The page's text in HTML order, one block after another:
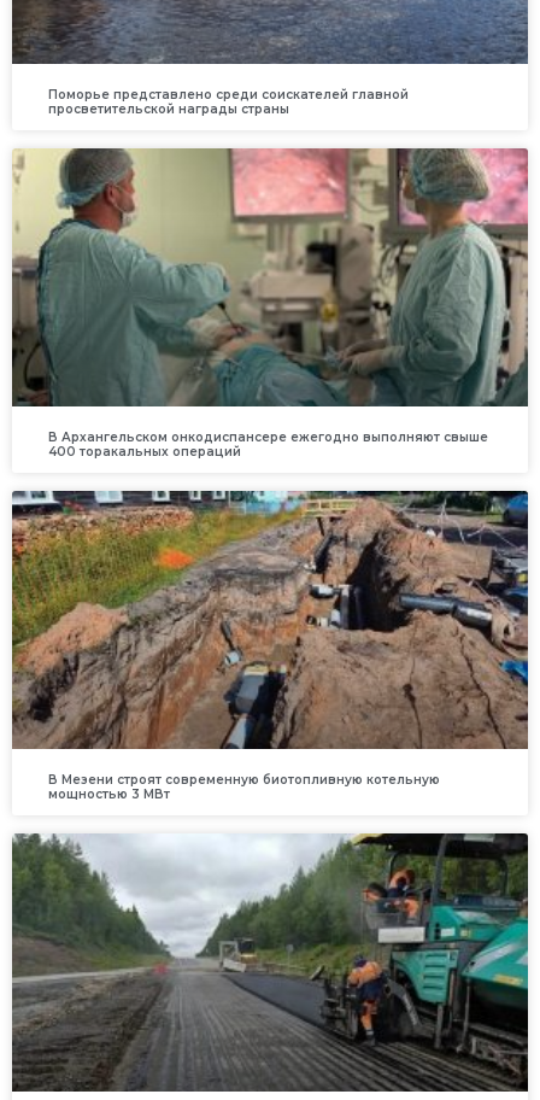
Поморье представлено среди соискателей главной
просветительской награды страны
В Архангельском онкодиспансере ежегодно выполняют свыше
400 торакальных операций
В Мезени строят современную биотопливную котельную
мощностью 3 МВт